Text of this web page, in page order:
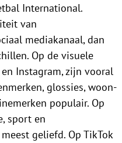
International.
van
mediakanaal, dan
Op de visuele
Instagram, zijn vooral
glossies, woon-
populair. Op
sport en
geliefd. Op TikTok